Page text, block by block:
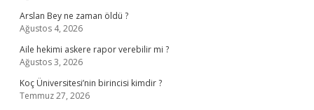
Arslan Bey ne zaman öldü ?
Ağustos 4, 2026
Aile hekimi askere rapor verebilir mi ?
Ağustos 3, 2026
Koç Üniversitesi’nin birincisi kimdir ?
Temmuz 27, 2026